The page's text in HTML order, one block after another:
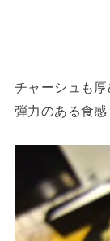
チャーシュも
弾力のある食感